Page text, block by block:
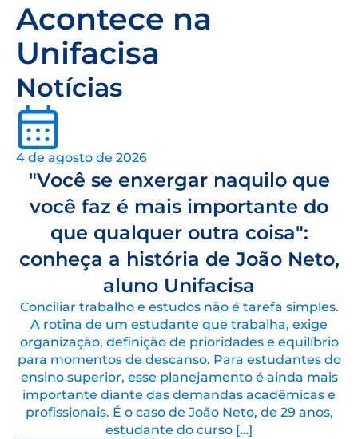
Acontece na
Unifacisa
Notícias
4 de agosto de 2026
"Você se enxergar naquilo que
você faz é mais importante do
que qualquer outra coisa":
conheça a história de João Neto,
aluno Unifacisa
Conciliar trabalho e estudos não é tarefa simples.
A rotina de um estudante que trabalha, exige
organização, definição de prioridades e equilíbrio
para momentos de descanso. Para estudantes do
ensino superior, esse planejamento é ainda mais
importante diante das demandas acadêmicas e
profissionais. É o caso de João Neto, de 29 anos,
estudante do curso […]